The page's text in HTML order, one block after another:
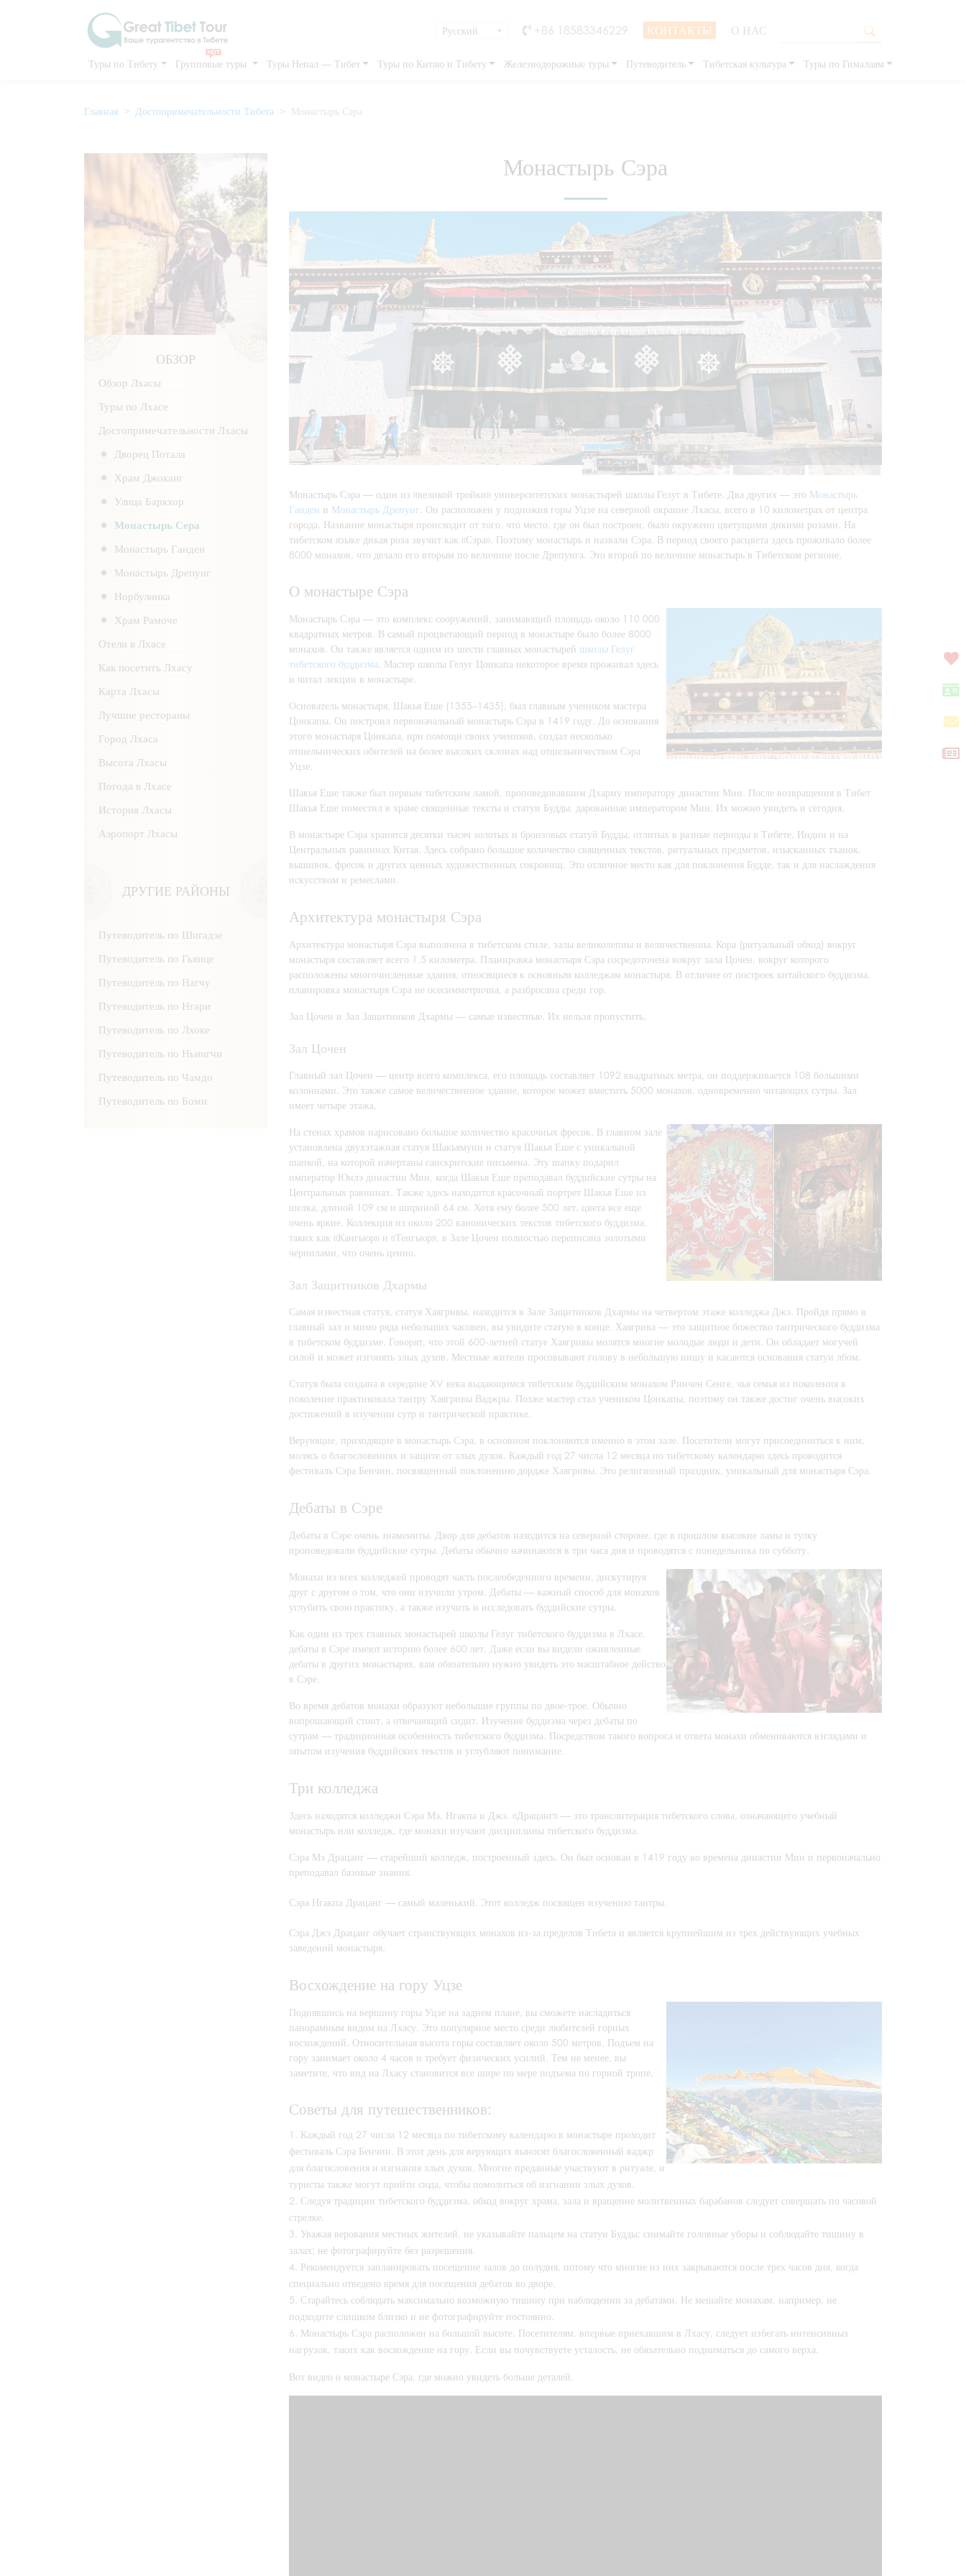
+86 18583346229 КОНТАКТЫ О НАС
Туры по Тибету Групповые туры Туры Непал — Тибет Туры по Китаю и Тибету Железнодорожные туры Путеводитель Тибетская культура Туры по Гималаям
Главная Достопримечательности Тибета Монастырь Сэра
ОБЗОР
Обзор Лхасы
Туры по Лхасе
Достопримечательности Лхасы
Дворец Потала
Храм Джоканг
Улица Баркхор
Монастырь Сера
Монастырь Ганден
Монастырь Дрепунг
Норбулинка
Храм Рамоче
Отели в Лхасе
Как посетить Лхасу
Карта Лхасы
Лучшие рестораны
Город Лхаса
Высота Лхасы
Погода в Лхасе
История Лхасы
Аэропорт Лхасы
ДРУГИЕ РАЙОНЫ
Путеводитель по Шигадзе
Путеводитель по Гьянце
Путеводитель по Нагчу
Путеводитель по Нгари
Путеводитель по Лхоке
Путеводитель по Ньингчи
Путеводитель по Чамдо
Путеводитель по Боми
Монастырь Сэра
Монастырь Сэра — один из «великой тройки» университетских монастырей школы Гелуг в Тибете. Два других — это Монастырь
Ганден и Монастырь Дрепунг . Он расположен у подножия горы Уцзе на северной окраине Лхасы, всего в 10 километрах от центра
города. Название монастыря происходит от того, что место, где он был построен, было окружено цветущими дикими розами. На
тибетском языке дикая роза звучит как «Сэра». Поэтому монастырь и назвали Сэра. В период своего расцвета здесь проживало более
8000 монахов, что делало его вторым по величине после Дрепунга. Это второй по величине монастырь в Тибетском регионе.
О монастыре Сэра
Монастырь Сэра — это комплекс сооружений, занимающий площадь около 110 000
квадратных метров. В самый процветающий период в монастыре было более 8000
монахов. Он также является одним из шести главных монастырей школы Гелуг
тибетского буддизма . Мастер школы Гелуг Цонкапа некоторое время проживал здесь
и читал лекции в монастыре.
Основатель монастыря, Шакья Еше (1355–1435), был главным учеником мастера
Цонкапы. Он построил первоначальный монастырь Сэра в 1419 году. До основания
этого монастыря Цонкапа, при помощи своих учеников, создал несколько
отшельнических обителей на более высоких склонах над отшельничеством Сэра
Уцзе.
Шакья Еше также был первым тибетским ламой, проповедовавшим Дхарму императору династии Мин. После возвращения в Тибет
Шакья Еше поместил в храме священные тексты и статуи Будды, дарованные императором Мин. Их можно увидеть и сегодня.
В монастыре Сэра хранятся десятки тысяч золотых и бронзовых статуй Будды, отлитых в разные периоды в Тибете, Индии и на
Центральных равнинах Китая. Здесь собрано большое количество священных текстов, ритуальных предметов, изысканных тханок,
вышивок, фресок и других ценных художественных сокровищ. Это отличное место как для поклонения Будде, так и для наслаждения
искусством и ремеслами.
Архитектура монастыря Сэра
Архитектура монастыря Сэра выполнена в тибетском стиле, залы великолепны и величественны. Кора (ритуальный обход) вокруг
монастыря составляет всего 1,5 километра. Планировка монастыря Сэра сосредоточена вокруг зала Цочен, вокруг которого
расположены многочисленные здания, относящиеся к основным колледжам монастыря. В отличие от построек китайского буддизма,
планировка монастыря Сэра не осесимметрична, а разбросана среди гор.
Зал Цочен и Зал Защитников Дхармы — самые известные. Их нельзя пропустить.
Зал Цочен
Главный зал Цочен — центр всего комплекса, его площадь составляет 1092 квадратных метра, он поддерживается 108 большими
колоннами. Это также самое величественное здание, которое может вместить 5000 монахов, одновременно читающих сутры. Зал
имеет четыре этажа.
На стенах храмов нарисовано большое количество красочных фресок. В главном зале
установлена двухэтажная статуя Шакьямуни и статуя Шакья Еше с уникальной
шапкой, на которой начертаны санскритские письмена. Эту шапку подарил
император Юнлэ династии Мин, когда Шакья Еше преподавал буддийские сутры на
Центральных равнинах. Также здесь находится красочный портрет Шакья Еше из
шелка, длиной 109 см и шириной 64 см. Хотя ему более 500 лет, цвета все еще
очень яркие. Коллекция из около 200 канонических текстов тибетского буддизма,
таких как «Кангьюр» и «Тенгьюр», в Зале Цочен полностью переписана золотыми
чернилами, что очень ценно.
Зал Защитников Дхармы
Самая известная статуя, статуя Хаягривы, находится в Зале Защитников Дхармы на четвертом этаже колледжа Джэ. Пройдя прямо в
главный зал и мимо ряда небольших часовен, вы увидите статую в конце. Хаягрива — это защитное божество тантрического буддизма
в тибетском буддизме. Говорят, что этой 600-летней статуе Хаягривы молятся многие молодые люди и дети. Он обладает могучей
силой и может изгонять злых духов. Местные жители просовывают голову в небольшую нишу и касаются основания статуи лбом.
Статуя была создана в середине XV века выдающимся тибетским буддийским монахом Ринчен Сенге, чья семья из поколения в
поколение практиковала тантру Хаягривы Ваджры. Позже мастер стал учеником Цонкапы, поэтому он также достиг очень высоких
достижений в изучении сутр и тантрической практике.
Верующие, приходящие в монастырь Сэра, в основном поклоняются именно в этом зале. Посетители могут присоединиться к ним,
молясь о благословениях и защите от злых духов. Каждый год 27 числа 12 месяца по тибетскому календарю здесь проводится
фестиваль Сэра Бенчин, посвященный поклонению дордже Хаягривы. Это религиозный праздник, уникальный для монастыря Сэра.
Дебаты в Сэре
Дебаты в Сэре очень знамениты. Двор для дебатов находится на северной стороне, где в прошлом высокие ламы и тулку
проповедовали буддийские сутры. Дебаты обычно начинаются в три часа дня и проводятся с понедельника по субботу.
Монахи из всех колледжей проводят часть послеобеденного времени, дискутируя
друг с другом о том, что они изучили утром. Дебаты — важный способ для монахов
углубить свою практику, а также изучить и исследовать буддийские сутры.
Как один из трех главных монастырей школы Гелуг тибетского буддизма в Лхасе,
дебаты в Сэре имеют историю более 600 лет. Даже если вы видели оживленные
дебаты в других монастырях, вам обязательно нужно увидеть это масштабное действо
в Сэре.
Во время дебатов монахи образуют небольшие группы по двое-трое. Обычно
вопрошающий стоит, а отвечающий сидит. Изучение буддизма через дебаты по
сутрам — традиционная особенность тибетского буддизма. Посредством такого вопроса и ответа монахи обмениваются взглядами и
опытом изучения буддийских текстов и углубляют понимание.
Три колледжа
Здесь находятся колледжи Сэра Мэ, Нгакпа и Джэ. «Драцанг» — это транслитерация тибетского слова, означающего учебный
монастырь или колледж, где монахи изучают дисциплины тибетского буддизма.
Сэра Мэ Драцанг — старейший колледж, построенный здесь. Он был основан в 1419 году во времена династии Мин и первоначально
преподавал базовые знания.
Сэра Нгакпа Драцанг — самый маленький. Этот колледж посвящен изучению тантры.
Сэра Джэ Драцанг обучает странствующих монахов из-за пределов Тибета и является крупнейшим из трех действующих учебных
заведений монастыря.
Восхождение на гору Уцзе
Поднявшись на вершину горы Уцзе на заднем плане, вы сможете насладиться
панорамным видом на Лхасу. Это популярное место среди любителей горных
восхождений. Относительная высота горы составляет около 500 метров. Подъем на
гору занимает около 4 часов и требует физических усилий. Тем не менее, вы
заметите, что вид на Лхасу становится все шире по мере подъема по горной тропе.
Советы для путешественников:
Каждый год 27 числа 12 месяца по тибетскому календарю в монастыре проходит
фестиваль Сэра Бенчин. В этот день для верующих выносят благословенный ваджр
для благословения и изгнания злых духов. Многие преданные участвуют в ритуале, и
туристы также могут прийти сюда, чтобы помолиться об изгнании злых духов.
Следуя традиции тибетского буддизма, обход вокруг храма, зала и вращение молитвенных барабанов следует совершать по часовой
стрелке.
Уважая верования местных жителей, не указывайте пальцем на статуи Будды; снимайте головные уборы и соблюдайте тишину в
залах; не фотографируйте без разрешения.
Рекомендуется запланировать посещение залов до полудня, потому что многие из них закрываются после трех часов дня, когда
специально отведено время для посещения дебатов во дворе.
Старайтесь соблюдать максимально возможную тишину при наблюдении за дебатами. Не мешайте монахам, например, не
подходите слишком близко и не фотографируйте постоянно.
Монастырь Сэра расположен на большой высоте. Посетителям, впервые приехавшим в Лхасу, следует избегать интенсивных
нагрузок, таких как восхождение на гору. Если вы почувствуете усталость, не обязательно подниматься до самого верха.
Вот видео о монастыре Сэра, где можно увидеть больше деталей.